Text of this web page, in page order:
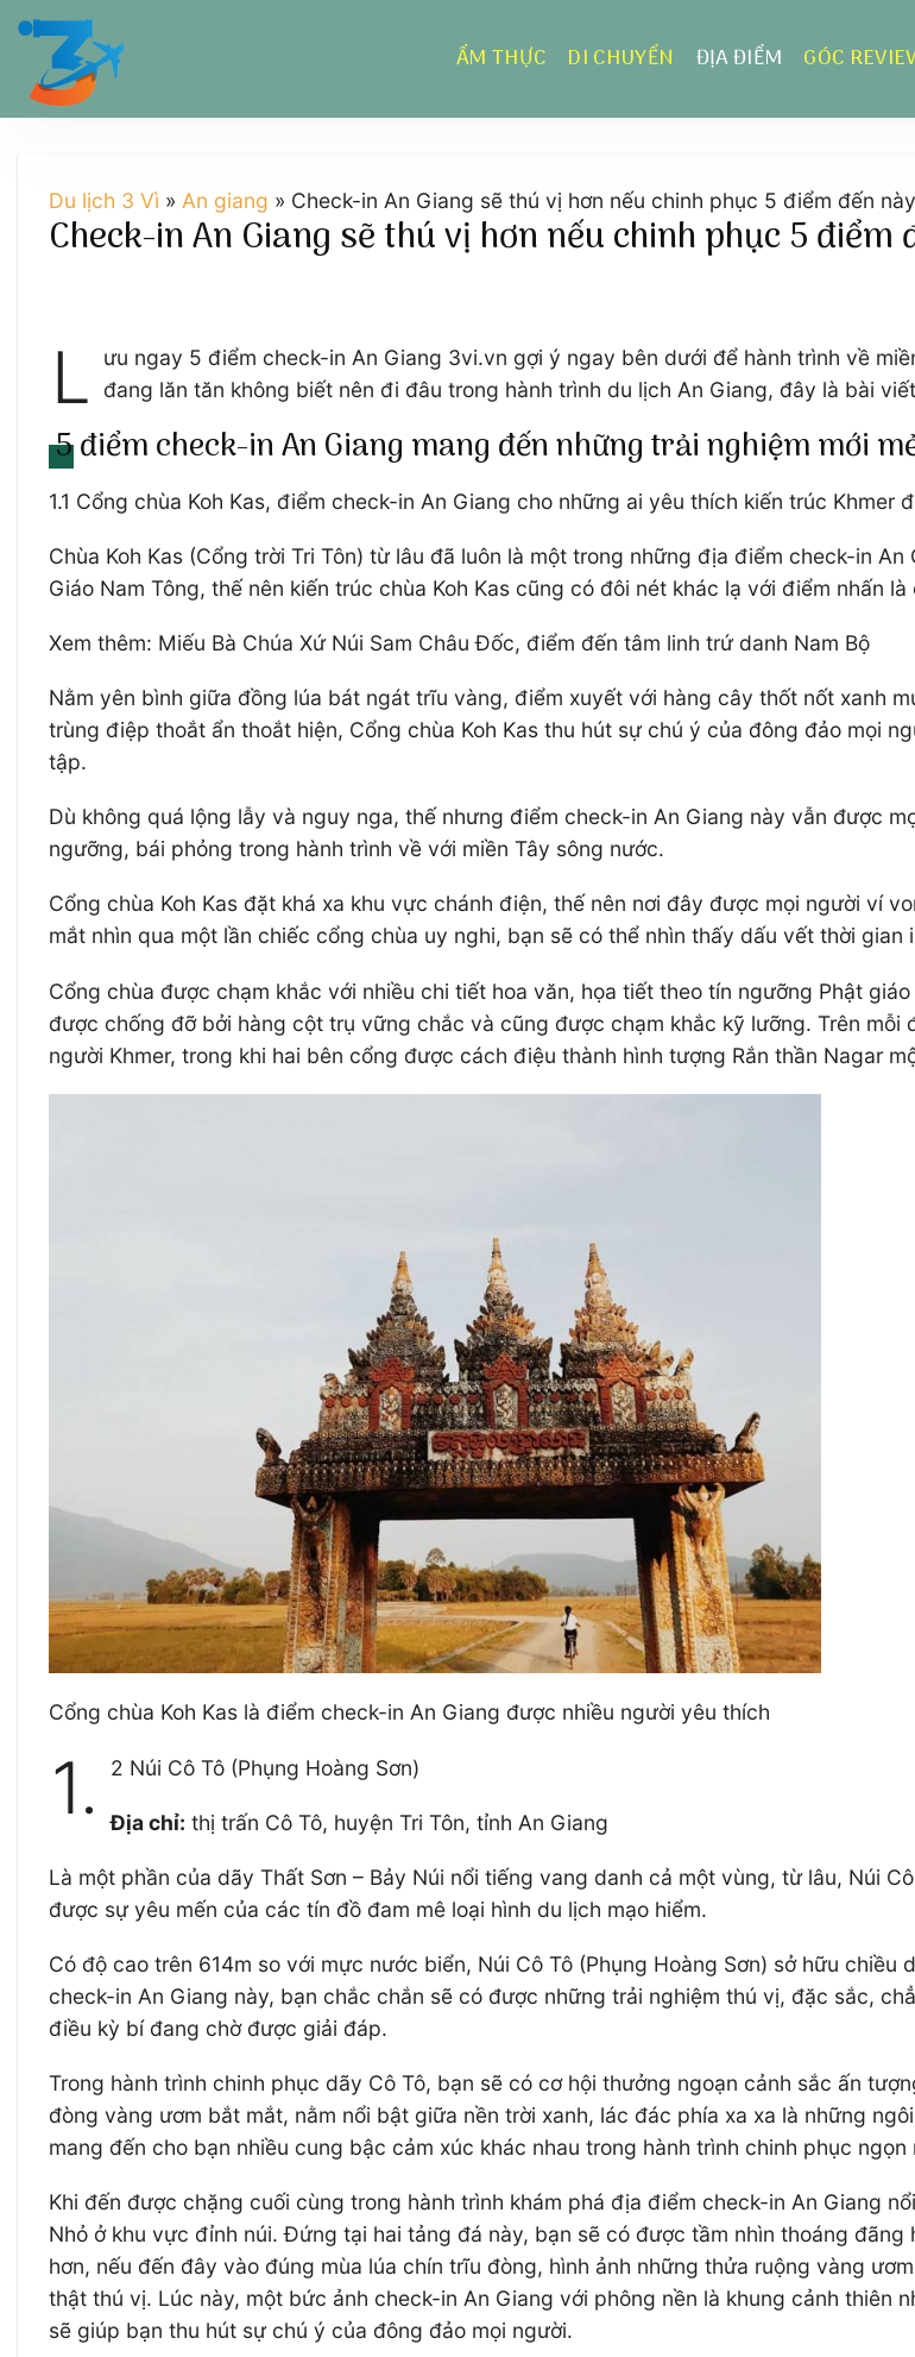
Chuyển
dung
ẨM THỰC DI CHUYỂN ĐỊA ĐIỂM GÓC
Du lịch 3 Vì » An giang » Check-in An Giang sẽ thú vị hơn nếu chinh phục 5 điểm đến này
Check-in An Giang sẽ thú vị hơn nếu chinh phục 5 điểm
L
ưu ngay 5 điểm check-in An Giang 3vi.vn gợi ý ngay bên dưới để hành trình về
đang lăn tăn không biết nên đi đâu trong hành trình du lịch An Giang, đây là bài
5 điểm check-in An Giang mang đến những trải nghiệm mới
1.1 Cổng chùa Koh Kas, điểm check-in An Giang cho những ai yêu thích kiến trúc Khmer
Chùa Koh Kas (Cổng trời Tri Tôn) từ lâu đã luôn là một trong những địa điểm check-in
Giáo Nam Tông, thế nên kiến trúc chùa Koh Kas cũng có đôi nét khác lạ với điểm nhấn
Xem thêm: Miếu Bà Chúa Xứ Núi Sam Châu Đốc, điểm đến tâm linh trứ danh Nam Bộ
Nằm yên bình giữa đồng lúa bát ngát trĩu vàng, điểm xuyết với hàng cây thốt nốt xanh
trùng điệp thoắt ẩn thoắt hiện, Cổng chùa Koh Kas thu hút sự chú ý của đông đảo mọi
tập.
Dù không quá lộng lẫy và nguy nga, thế nhưng điểm check-in An Giang này vẫn được
ngưỡng, bái phỏng trong hành trình về với miền Tây sông nước.
Cổng chùa Koh Kas đặt khá xa khu vực chánh điện, thế nên nơi đây được mọi người ví
mắt nhìn qua một lần chiếc cổng chùa uy nghi, bạn sẽ có thể nhìn thấy dấu vết thời
Cổng chùa được chạm khắc với nhiều chi tiết hoa văn, họa tiết theo tín ngưỡng Phật
được chống đỡ bởi hàng cột trụ vững chắc và cũng được chạm khắc kỹ lưỡng. Trên
người Khmer, trong khi hai bên cổng được cách điệu thành hình tượng Rắn thần Nagar
Cổng chùa Koh Kas là điểm check-in An Giang được nhiều người yêu thích
1. 2 Núi Cô Tô (Phụng Hoàng Sơn)
Địa chỉ: thị trấn Cô Tô, huyện Tri Tôn, tỉnh An Giang
Là một phần của dãy Thất Sơn – Bảy Núi nổi tiếng vang danh cả một vùng, từ lâu, Núi
được sự yêu mến của các tín đồ đam mê loại hình du lịch mạo hiểm.
Có độ cao trên 614m so với mực nước biển, Núi Cô Tô (Phụng Hoàng Sơn) sở hữu
check-in An Giang này, bạn chắc chắn sẽ có được những trải nghiệm thú vị, đặc sắc,
điều kỳ bí đang chờ được giải đáp.
Trong hành trình chinh phục dãy Cô Tô, bạn sẽ có cơ hội thưởng ngoạn cảnh sắc ấn
đòng vàng ươm bắt mắt, nằm nổi bật giữa nền trời xanh, lác đác phía xa xa là những
mang đến cho bạn nhiều cung bậc cảm xúc khác nhau trong hành trình chinh phục ngọn
Khi đến được chặng cuối cùng trong hành trình khám phá địa điểm check-in An Giang
Nhỏ ở khu vực đỉnh núi. Đứng tại hai tảng đá này, bạn sẽ có được tầm nhìn thoáng
hơn, nếu đến đây vào đúng mùa lúa chín trĩu đòng, hình ảnh những thửa ruộng vàng
thật thú vị. Lúc này, một bức ảnh check-in An Giang với phông nền là khung cảnh thiên
sẽ giúp bạn thu hút sự chú ý của đông đảo mọi người.